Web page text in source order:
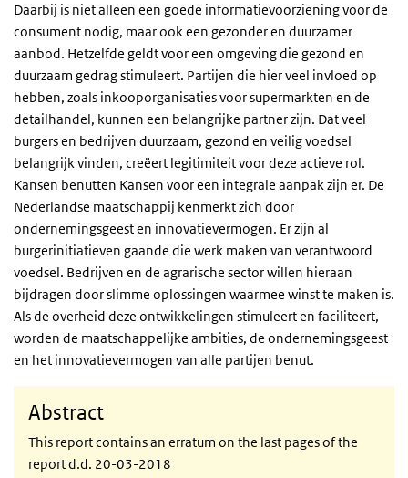
Daarbij is niet alleen een goede informatievoorziening voor de
consument nodig, maar ook een gezonder en duurzamer
aanbod. Hetzelfde geldt voor een omgeving die gezond en
duurzaam gedrag stimuleert. Partijen die hier veel invloed op
hebben, zoals inkooporganisaties voor supermarkten en de
detailhandel, kunnen een belangrijke partner zijn. Dat veel
burgers en bedrijven duurzaam, gezond en veilig voedsel
belangrijk vinden, creëert legitimiteit voor deze actieve rol.
Kansen benutten Kansen voor een integrale aanpak zijn er. De
Nederlandse maatschappij kenmerkt zich door
ondernemingsgeest en innovatievermogen. Er zijn al
burgerinitiatieven gaande die werk maken van verantwoord
voedsel. Bedrijven en de agrarische sector willen hieraan
bijdragen door slimme oplossingen waarmee winst te maken is.
Als de overheid deze ontwikkelingen stimuleert en faciliteert,
worden de maatschappelijke ambities, de ondernemingsgeest
en het innovatievermogen van alle partijen benut.
Abstract
This report contains an erratum on the last pages of the
report d.d. 20-03-2018